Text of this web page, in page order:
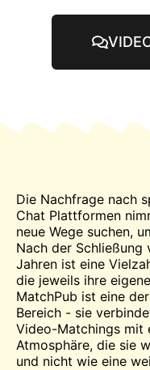
Die Nachfrage nach
Chat Plattformen
neue Wege suchen,
Nach der Schließung
Jahren ist eine
die jeweils ihre
MatchPub ist eine
Bereich - sie
Video-Matchings mit
Atmosphäre, die sie
und nicht wie eine